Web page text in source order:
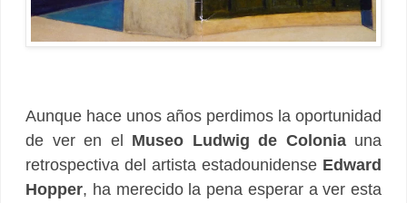
Aunque hace unos años perdimos la oportunidad
de ver en el Museo Ludwig de Coloniauna
retrospectiva del artista estadounidense Edward
Hopper, ha merecido la pena esperar a ver esta